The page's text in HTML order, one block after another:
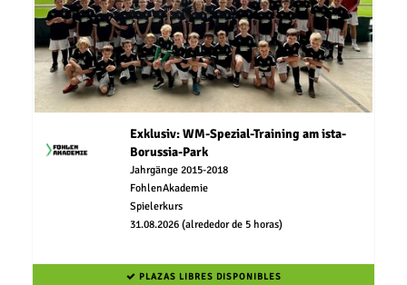
Exklusiv: WM-Spezial-Training am ista-
Borussia-Park
Jahrgänge 2015-2018
FohlenAkademie
Spielerkurs
31.08.2026 (alrededor de 5 horas)
PLAZAS LIBRES DISPONIBLES